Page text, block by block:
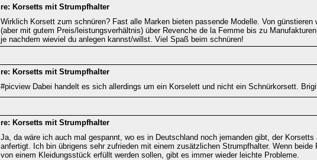
re: Korsetts mit Strumpfhalter
Wirklich Korsett zum schnüren? Fast alle Marken bieten passende Modelle. Von günstieren
(aber mit gutem Preis/leistungsverhältnis) über Revenche de la Femme bis zu Manufakturen
je nachdem wieviel du anlegen kannst/willst. Viel Spaß beim schnüren!
re: Korsetts mit Strumpfhalter
#picview Dabei handelt es sich allerdings um ein Korselett und nicht ein Schnürkorsett.
re: Korsetts mit Strumpfhalter
Ja, da wäre ich auch mal gespannt, wo es in Deutschland noch jemanden gibt, der Korsetts
anfertigt. Ich bin übrigens sehr zufrieden mit einem zusätzlichen Strumpfhalter. Wenn beide
von einem Kleidungsstück erfüllt werden sollen, gibt es immer wieder leichte Probleme.